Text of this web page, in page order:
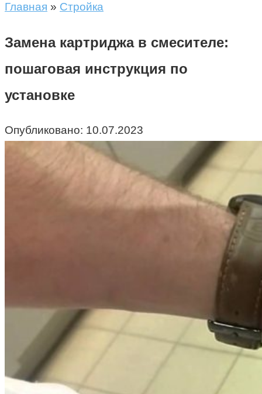
Главная » Стройка
Замена картриджа в смесителе:
пошаговая инструкция по
установке
Опубликовано: 10.07.2023